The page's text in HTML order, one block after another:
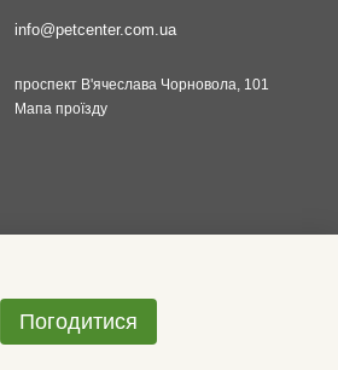
info@petcenter.com.ua
проспект В'ячеслава Чорновола, 101
Мапа проїзду
Погодитися